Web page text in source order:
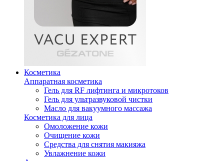
Косметика
Аппаратная косметика
Гель для RF лифтинга и микротоков
Гель для ультразвуковой чистки
Масло для вакуумного массажа
Косметика для лица
Омоложение кожи
Очищение кожи
Средства для снятия макияжа
Увлажнение кожи